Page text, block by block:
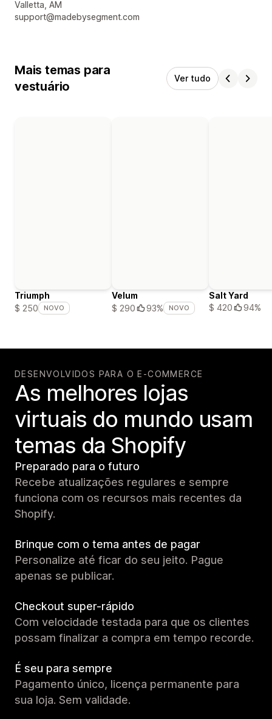
Informações de contato do designer
Valletta, AM
support@madebysegment.com
Mais temas para
vestuário
Ver tudo
Triumph
$ 250
NOVO
Velum
$ 290
93% NOVO
Salt Yard
$ 420
94%
DESENVOLVIDOS PARA O E-COMMERCE
As melhores lojas
virtuais do mundo usam
temas da Shopify
Preparado para o futuro
Recebe atualizações regulares e sempre
funciona com os recursos mais recentes da
Shopify.
Brinque com o tema antes de pagar
Personalize até ficar do seu jeito. Pague
apenas se publicar.
Checkout super-rápido
Com velocidade testada para que os clientes
possam finalizar a compra em tempo recorde.
É seu para sempre
Pagamento único, licença permanente para
sua loja. Sem validade.